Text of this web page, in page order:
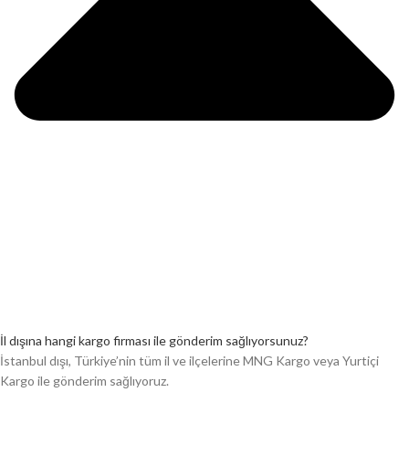
İl dışına hangi kargo firması ile gönderim sağlıyorsunuz?
İstanbul dışı, Türkiye’nin tüm il ve ilçelerine MNG Kargo veya Yurtiçi
Kargo ile gönderim sağlıyoruz.